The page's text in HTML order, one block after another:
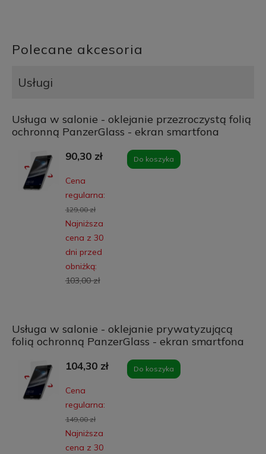
Polecane akcesoria
Usługi
Usługa w salonie - oklejanie przezroczystą folią
ochronną PanzerGlass - ekran smartfona
90,30 zł
Cena
regularna:
129,00 zł
Najniższa
cena z 30
dni przed
obniżką:
103,00 zł
Do koszyka
Usługa w salonie - oklejanie prywatyzującą
folią ochronną PanzerGlass - ekran smartfona
104,30 zł
Cena
regularna:
149,00 zł
Najniższa
cena z 30
Do koszyka